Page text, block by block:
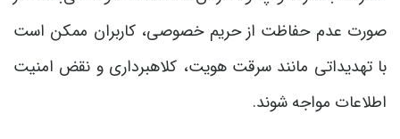
صورت عدم حفاظت از حریم خصوصی، کاربران ممکن است
با تهدیداتی مانند سرقت هویت، کلاهبرداری و نقض امنیت
اطلاعات مواجه شوند.